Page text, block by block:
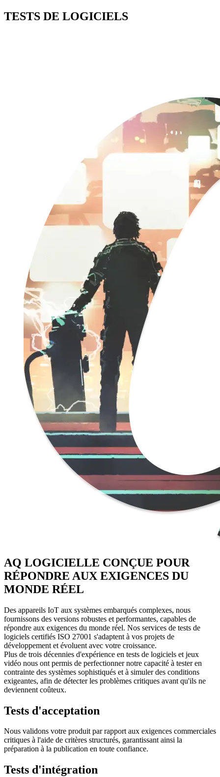
TESTS DE LOGICIELS
AQ LOGICIELLE CONÇUE POUR
RÉPONDRE AUX EXIGENCES DU
MONDE RÉEL
Des appareils IoT aux systèmes embarqués complexes, nous
fournissons des versions robustes et performantes, capables de
répondre aux exigences du monde réel. Nos services de tests de
logiciels certifiés ISO 27001 s'adaptent à vos projets de
développement et évoluent avec votre croissance.
Plus de trois décennies d'expérience en tests de logiciels et jeux
vidéo nous ont permis de perfectionner notre capacité à tester en
contrainte des systèmes sophistiqués et à simuler des conditions
exigeantes, afin de détecter les problèmes critiques avant qu'ils ne
deviennent coûteux.
Tests d'acceptation
Nous validons votre produit par rapport aux exigences commerciales
critiques à l'aide de critères structurés, garantissant ainsi la
préparation à la publication en toute confiance.
Tests d'intégration